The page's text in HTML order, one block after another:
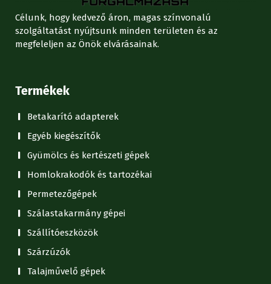
Célunk, hogy kedvező áron, magas színvonalú
szolgáltatást nyújtsunk minden területen és az
megfeleljen az Önök elvárásainak.
Termékek
Betakarító adapterek
Egyéb kiegészítők
Gyümölcs és kertészeti gépek
Homlokrakodók és tartozékai
Permetezőgépek
Szálastakarmány gépei
Szállítóeszközök
Szárzúzók
Talajművelő gépek